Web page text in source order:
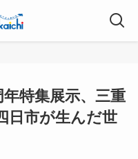
特集展示、三重
日市が生んだ世